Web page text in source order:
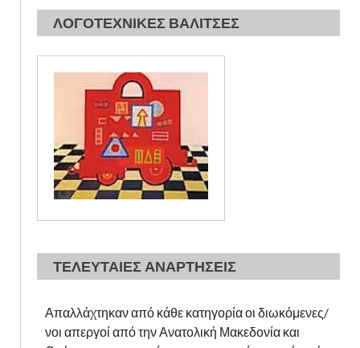
ΛΟΓΟΤΕΧΝΙΚΕΣ ΒΑΛΙΤΣΕΣ
ΤΕΛΕΥΤΑΙΕΣ ΑΝΑΡΤΗΣΕΙΣ
Απαλλάχτηκαν από κάθε κατηγορία οι διωκόμενες/
νοι απεργοί από την Ανατολική Μακεδονία και